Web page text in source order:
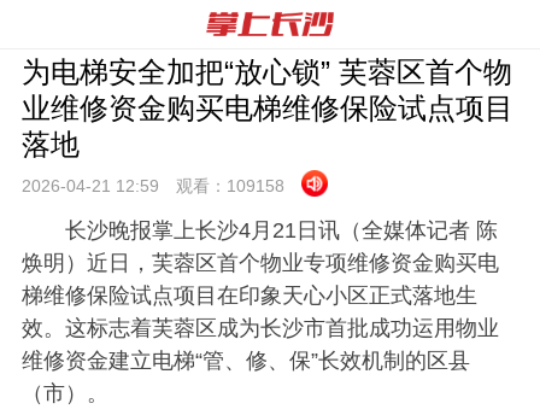
为电梯安全加把“放心锁” 芙蓉区首个物
业维修资金购买电梯维修保险试点项目
落地
2026-04-21 12:59 观看： 109158
长沙晚报掌上长沙4月21日讯（全媒体记者 陈
焕明）近日，芙蓉区首个物业专项维修资金购买电
梯维修保险试点项目在印象天心小区正式落地生
效。这标志着芙蓉区成为长沙市首批成功运用物业
维修资金建立电梯“管、修、保”长效机制的区县
（市）。